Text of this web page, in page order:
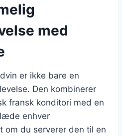
med
er ikke bare en
Den kombinerer
fransk konditori med en
enhver
om du serverer den til en